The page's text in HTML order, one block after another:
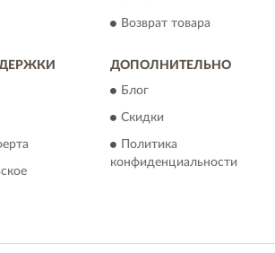
Возврат товара
ДОПОЛНИТЕЛЬНО
Блог
Скидки
Политика
конфиденциальности